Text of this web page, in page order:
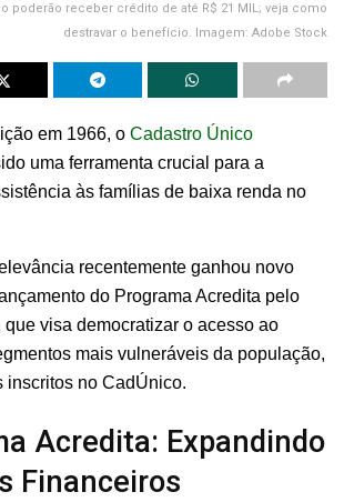
poderão receber crédito de até R$ 21 MIL; veja como
destravar o benefício. Imagem: Adobe Stock
em 1966, o Cadastro Único
uma ferramenta crucial para a
às famílias de baixa renda no
recentemente ganhou novo
do Programa Acredita pelo
visa democratizar o acesso ao
mais vulneráveis da população,
inscritos no CadÚnico.
Acredita: Expandindo
Financeiros